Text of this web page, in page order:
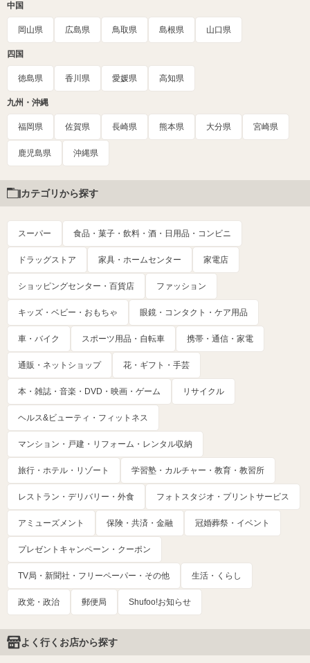
中国
岡山県 広島県 鳥取県 島根県 山口県
四国
徳島県 香川県 愛媛県 高知県
九州・沖縄
福岡県 佐賀県 長崎県 熊本県 大分県 宮崎県
鹿児島県 沖縄県
カテゴリから探す
スーパー 食品・菓子・飲料・酒・日用品・コンビニ
ドラッグストア 家具・ホームセンター 家電店
ショッピングセンター・百貨店 ファッション
キッズ・ベビー・おもちゃ 眼鏡・コンタクト・ケア用品
車・バイク スポーツ用品・自転車 携帯・通信・家電
通販・ネットショップ 花・ギフト・手芸
本・雑誌・音楽・DVD・映画・ゲーム リサイクル
ヘルス&ビューティ・フィットネス
マンション・戸建・リフォーム・レンタル収納
旅行・ホテル・リゾート 学習塾・カルチャー・教育・教習所
レストラン・デリバリー・外食 フォトスタジオ・プリントサービス
アミューズメント 保険・共済・金融 冠婚葬祭・イベント
プレゼントキャンペーン・クーポン
TV局・新聞社・フリーペーパー・その他 生活・くらし
政党・政治 郵便局 Shufoo!お知らせ
よく行くお店から探す